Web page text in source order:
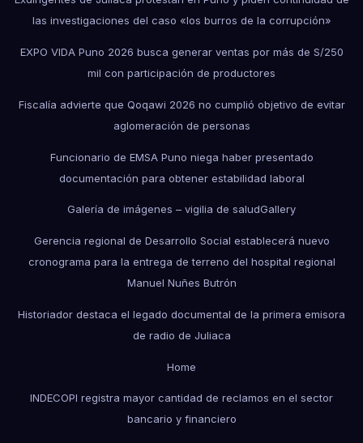
las investigaciones del caso «los burros de la corrupción»
EXPO VIDA Puno 2026 busca generar ventas por más de S/250
mil con participación de productores
Fiscalía advierte que Qoqawi 2026 no cumplió objetivo de evitar
aglomeración de personas
Funcionario de EMSA Puno niega haber presentado
documentación para obtener estabilidad laboral
Galería de imágenes – vigilia de saludGallery
Gerencia regional de Desarrollo Social establecerá nuevo
cronograma para la entrega de terreno del hospital regional
Manuel Nuñes Butrón
Historiador destaca el legado documental de la primera emisora
de radio de Juliaca
Home
INDECOPI registra mayor cantidad de reclamos en el sector
bancario y financiero